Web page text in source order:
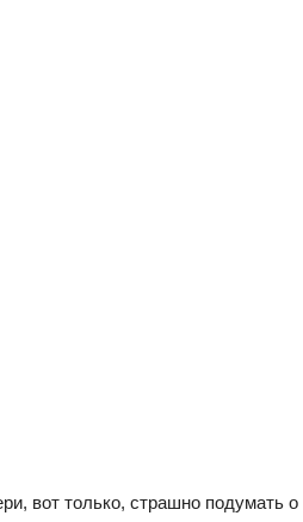
вот только, страшно подумать о